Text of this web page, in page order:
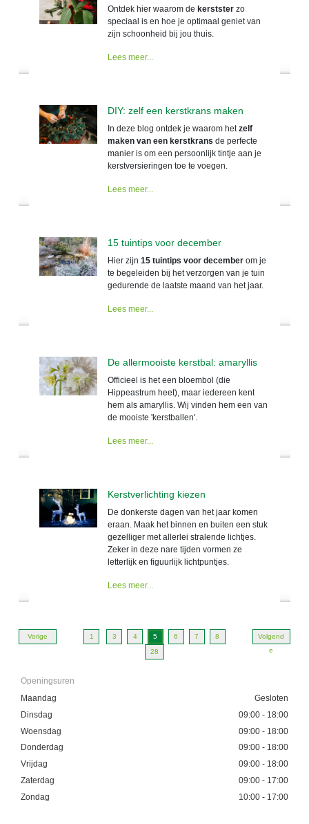
Ontdek hier waarom de kerststerzo
speciaal is en hoe je optimaal geniet van
zijn schoonheid bij jou thuis.
Lees meer...
DIY: zelf een kerstkrans maken
In deze blog ontdek je waarom hetzelf
maken van een kerstkrans de perfecte
manier is om een persoonlijk tintje aan je
kerstversieringen toe te voegen.
Lees meer...
15 tuintips voor december
Hier zijn 15 tuintips voor decemberom je
te begeleiden bij het verzorgen van je tuin
gedurende de laatste maand van het jaar.
Lees meer...
De allermooiste kerstbal: amaryllis
Officieel is het een bloembol (die
Hippeastrum heet), maar iedereen kent
hem als amaryllis. Wij vinden hem een van
de mooiste 'kerstballen'.
Lees meer...
Kerstverlichting kiezen
De donkerste dagen van het jaar komen
eraan. Maak het binnen en buiten een stuk
gezelliger met allerlei stralende lichtjes.
Zeker in deze nare tijden vormen ze
letterlijk en figuurlijk lichtpuntjes.
Lees meer...
Vorige 1 3 4 5 6 7
8
28
Volgend
e
Openingsuren
Maandag
Gesloten
Dinsdag
09:00 - 18:00
Woensdag
09:00 - 18:00
Donderdag
09:00 - 18:00
Vrijdag
09:00 - 18:00
Zaterdag
09:00 - 17:00
Zondag
10:00 - 17:00